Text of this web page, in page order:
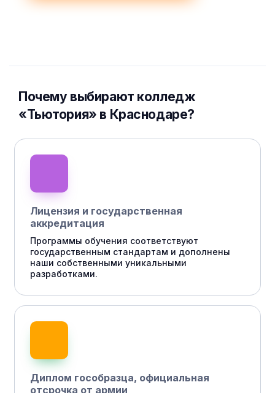
Почему выбирают колледж
«Тьютория» в Краснодаре?
Лицензия и государственная
аккредитация
Программы обучения соответствуют
государственным стандартам и дополнены
наши собственными уникальными
разработками.
Диплом гособразца, официальная
отсрочка от армии